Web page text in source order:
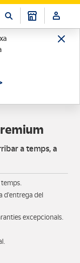
a temps, a
d'entrega del
excepcionals.